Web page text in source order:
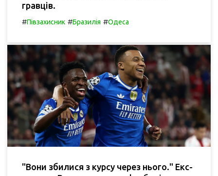
гравців.
#Півзахисник #Бразилія #Одеса
"Вони збилися з курсу через нього." Екс-